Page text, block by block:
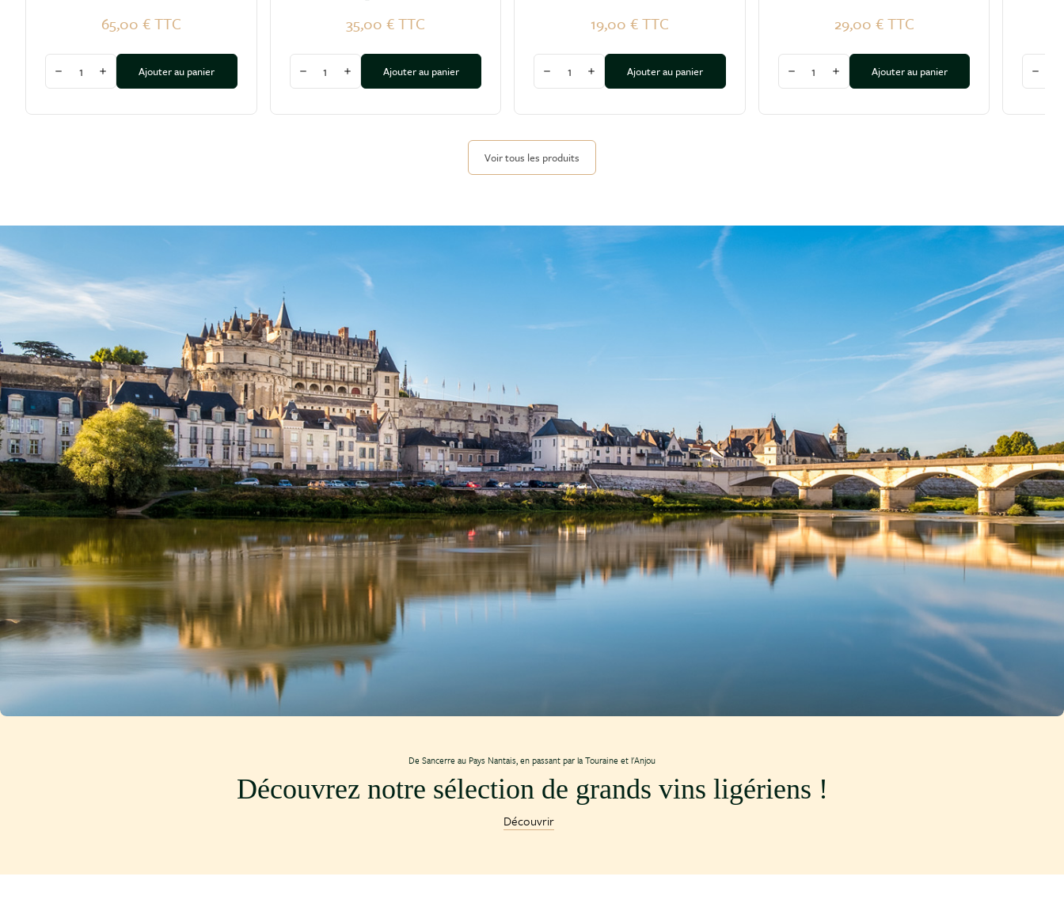
65,00 €TTC
Diminuer la quantité
Augmenter la quantité
Ajouter au panier
35,00 €TTC
Diminuer la quantité
Augmenter la quantité
Ajouter au panier
19,00 €TTC
Diminuer la quantité
Augmenter la quantité
Ajouter au panier
29,00 € TTC
Diminuer la quantité
Augmenter la quantité
Ajouter au panier
Voir tous les produits
De Sancerre au Pays Nantais, en passant par la Touraine et l'Anjou
Découvrez notre sélection de grands vins ligériens !
Découvrir